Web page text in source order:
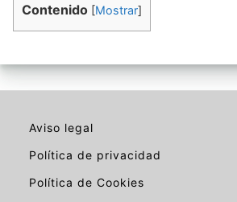
Contenido [Mostrar]
Aviso legal
Política de privacidad
Política de Cookies